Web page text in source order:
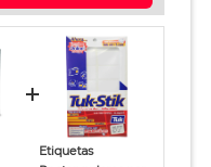
Etiquetas